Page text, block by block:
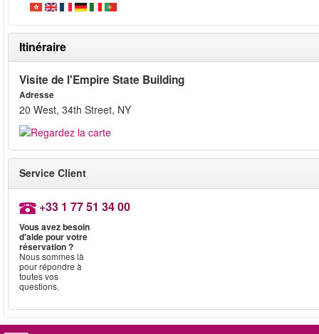
Itinéraire
Visite de l'Empire State Building
Adresse
20 West, 34th Street, NY
Service Client
+33 1 77 51 34 00
Vous avez besoin
d'aide pour votre
réservation ?
Nous sommes là
pour répondre à
toutes vos
questions.